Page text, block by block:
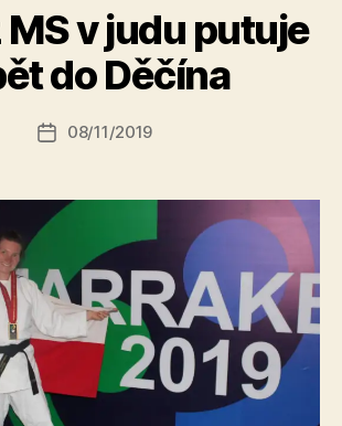
MS v judu putuje
do Děčína
Autor
u
t
o
a
s
Datum
08/11/2019